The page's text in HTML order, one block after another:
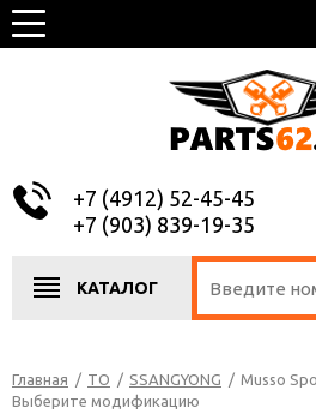
+7 (4912) 52-45-45
+7 (903) 839-19-35
КАТАЛОГ
Главная / ТО / SSANGYONG / Musso
Выберите модификацию